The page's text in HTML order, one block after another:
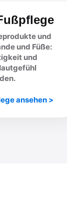
und
und Füße:
und
ansehen